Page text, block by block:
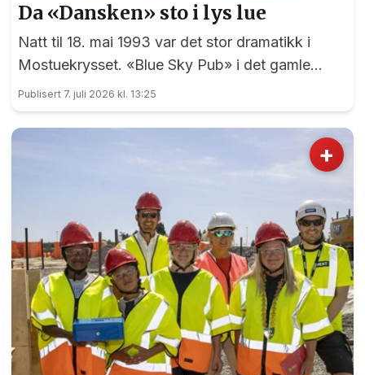
Da «Dansken» sto i lys lue
Natt til 18. mai 1993 var det stor dramatikk i
Mostuekrysset. «Blue Sky Pub» i det gamle
Autoimport-bygget sto plutselig i full fyr, og
vegg-i-vegg hadde Børselars sitt våpenlager.
Kunne det går bra?
Publisert 7. juli 2026 kl. 13:25
+